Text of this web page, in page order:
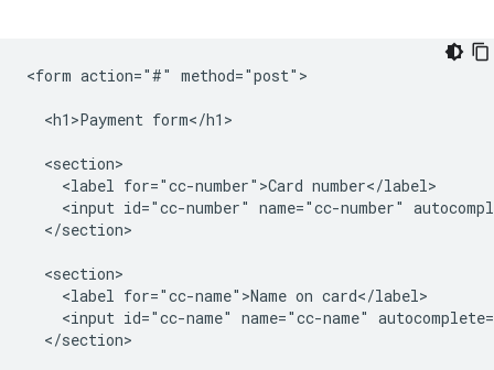
<form action="#" method="post">
  <h1>Payment form</h1>
  <section>
    <label for="cc-number">Card number</label>
<input id="cc-number" name="cc-number"
  </section>
  <section>
    <label for="cc-name">Name on card</label>
<input id="cc-name" name="cc-name"
  </section>